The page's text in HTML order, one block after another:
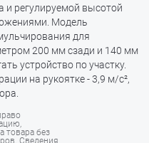
регулируемой высотой
Модель
для
200 мм сзади и 140 мм
устройство по участку.
на рукоятке - 3,9 м/с²,
товара без
Сведения